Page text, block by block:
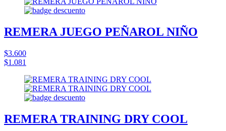
REMERA JUEGO PEÑAROL NIÑO
$3.600
$1.081
REMERA TRAINING DRY COOL